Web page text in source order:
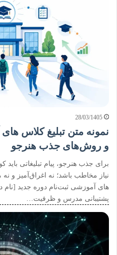
28/03/1405
و روش‌های جذب هنرجو
برای جذب هنرجو، پیام تبلیغاتی
های آموزشی ثبت‌نام دوره جدید [نام
پشتیبانی مدرس و ظرفیت…